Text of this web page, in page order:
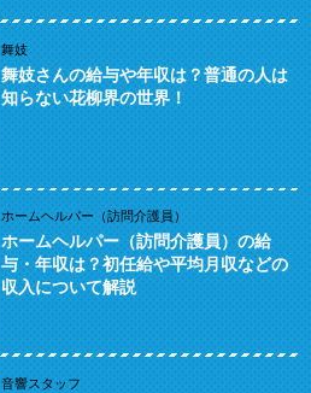
舞妓
舞妓さんの給与や年収は？普通の人は
知らない花柳界の世界！
ホームヘルパー（訪問介護員）
ホームヘルパー（訪問介護員）の給
与・年収は？初任給や平均月収などの
収入について解説
音響スタッフ